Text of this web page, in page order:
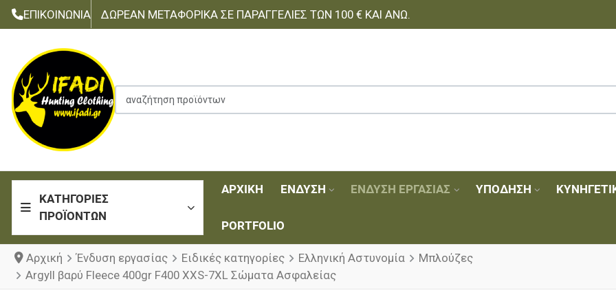
ΕΠΙΚΟΙΝΩΝΊΑ ΔΩΡΕΆΝ ΜΕΤΑΦΟΡΙΚΆ ΣΕ ΠΑΡΑΓΓΕΛΊΕΣ ΤΩΝ 100 € ΚΑΙ ΆΝΩ.
αναζήτηση προϊόντων
ΚΑΤΗΓΟΡΊΕΣ
ΠΡΟΪΌΝΤΩΝ
ΑΡΧΙΚΉ ΈΝΔΥΣΗ ΈΝΔΥΣΗ ΕΡΓΑΣΊΑΣ ΥΠΌΔΗΣΗ
PORTFOLIO
Αρχική Ένδυση εργασίας Ειδικές κατηγορίες Ελληνική Αστυνομία
Μπλούζες
Argyll βαρύ Fleece 400gr F400 XXS-7XL Σώματα Ασφαλείας